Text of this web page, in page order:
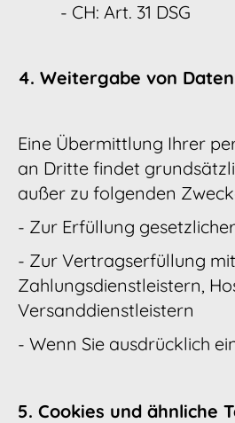
- CH: Art. 31 DSG
4. Weitergabe von Daten
Eine Übermittlung Ihrer
an Dritte findet
außer zu folgenden
- Zur Erfüllung
- Zur Vertragserfüllung mit
Zahlungsdienstleistern,
Versanddienstleistern
- Wenn Sie ausdrücklich
5. Cookies und ähnliche